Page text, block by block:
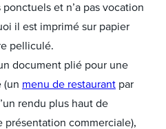
et n’a pas vocation
il est imprimé sur papier
pelliculé.
document plié pour une
(un menu de restaurant par
rendu plus haut de
présentation commerciale),